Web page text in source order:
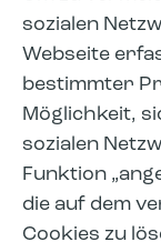
sozialen
Webseite
bestimmter
Möglichkeit,
sozialen
Funktion
die auf dem
Cookies zu